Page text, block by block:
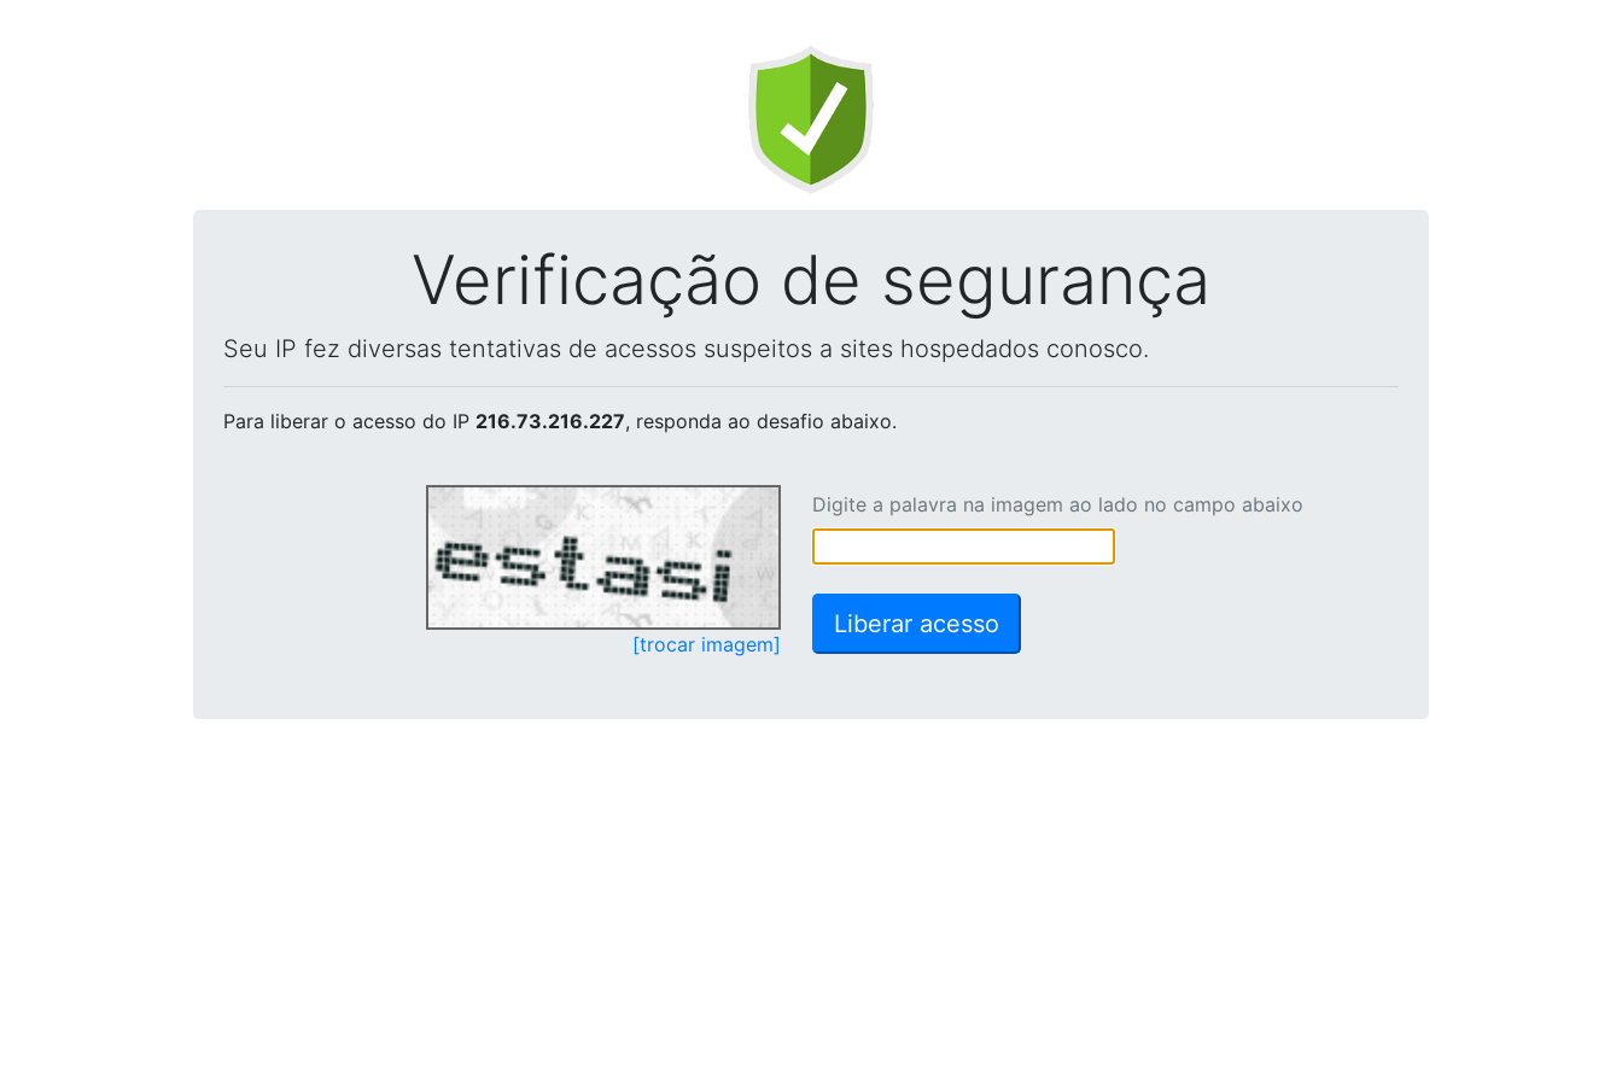
Verificação de segurança
Seu IP fez diversas tentativas de acessos suspeitos a sites hospedados conosco.
Para liberar o acesso do IP 216.73.216.227, responda ao desafio abaixo.
[trocar imagem]
Digite a palavra na imagem ao lado no campo abaixo